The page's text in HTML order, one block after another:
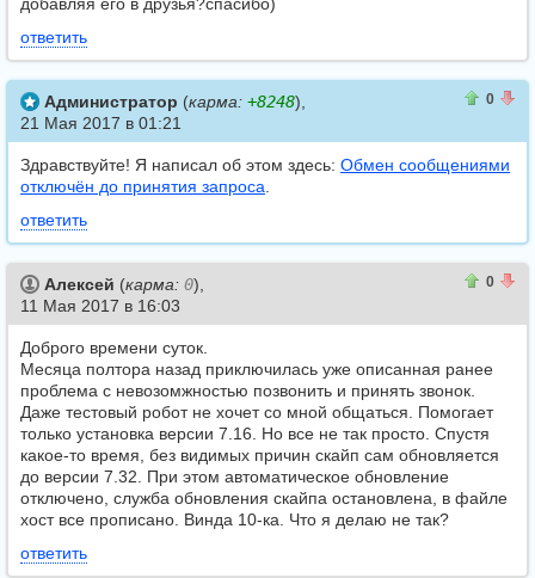
добавляя его в друзья?спасибо)
ответить
0
Администратор (карма: +8248),
21 Мая 2017 в 01:21
Здравствуйте! Я написал об этом здесь: Обмен сообщениями
отключён до принятия запроса.
ответить
0
Алексей (карма: 0),
11 Мая 2017 в 16:03
Доброго времени суток.
Месяца полтора назад приключилась уже описанная ранее
проблема с невозомжностью позвонить и принять звонок.
Даже тестовый робот не хочет со мной общаться. Помогает
только установка версии 7.16. Но все не так просто. Спустя
какое-то время, без видимых причин скайп сам обновляется
до версии 7.32. При этом автоматическое обновление
отключено, служба обновления скайпа остановлена, в файле
хост все прописано. Винда 10-ка. Что я делаю не так?
ответить